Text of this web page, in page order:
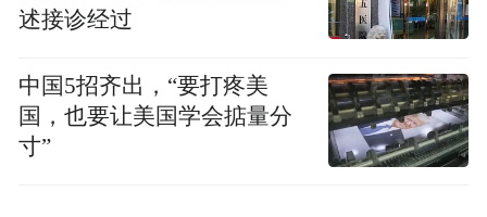
述接诊经过
中国5招齐出，“要打疼美
国，也要让美国学会掂量分
寸”